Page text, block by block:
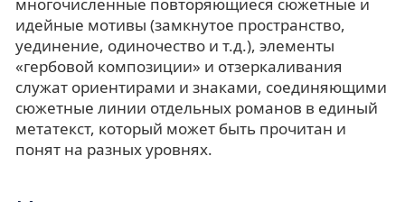
идейные мотивы (замкнутое пространство,
уединение, одиночество и т.д.), элементы
«гербовой композиции» и отзеркаливания
служат ориентирами и знаками, соединяющими
сюжетные линии отдельных романов в единый
метатекст, который может быть прочитан и
понят на разных уровнях.